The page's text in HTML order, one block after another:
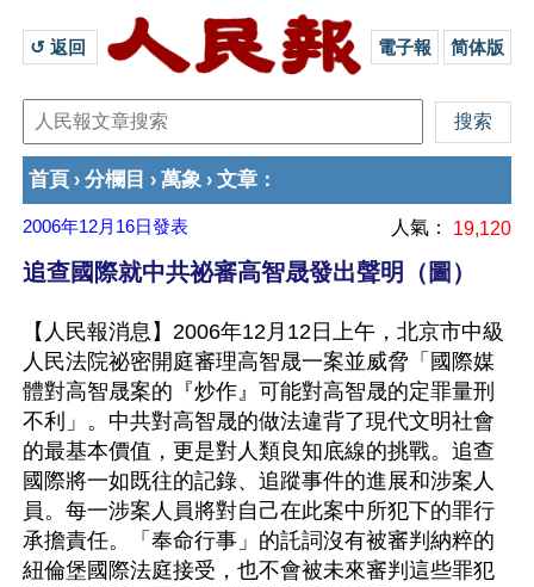
↺ 返回 電子報 简体版
首頁 › 分欄目 › 萬象 › 文章 ：
2006年12月16日發表 人氣： 19,120
追查國際就中共祕審高智晟發出聲明（圖）
【人民報消息】2006年12月12日上午，北京市中級
人民法院祕密開庭審理高智晟一案並威脅「國際媒
體對高智晟案的『炒作』可能對高智晟的定罪量刑
不利」。中共對高智晟的做法違背了現代文明社會
的最基本價值，更是對人類良知底線的挑戰。追查
國際將一如既往的記錄、追蹤事件的進展和涉案人
員。每一涉案人員將對自己在此案中所犯下的罪行
承擔責任。「奉命行事」的託詞沒有被審判納粹的
紐倫堡國際法庭接受，也不會被未來審判這些罪犯